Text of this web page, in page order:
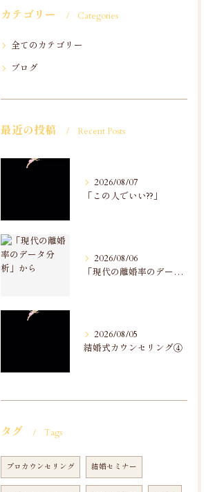
カテゴリー Categories
全てのカテゴリー
ブログ
最近の投稿 Recent Posts
2026/08/07
「この人でいい??」
2026/08/06
「現代の離婚率のデータ分析」から
2026/08/05
結婚式カウンセリング④
タグ Tags
プロカウンセリング 結婚セミナー